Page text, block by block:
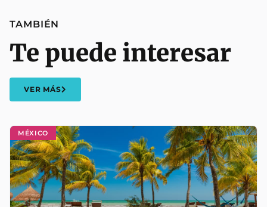
MÉXICO
TAMBIÉN
Te puede interesar
VER MÁS